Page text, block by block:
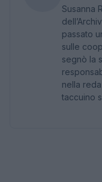
Susanna
passato
sulle
segnò la
nella
taccuino